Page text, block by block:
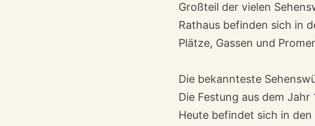
Großteil der vielen
Rathaus befinden sich in
Plätze, Gassen und
Die bekannteste
Die Festung aus dem
Heute befindet sich in den